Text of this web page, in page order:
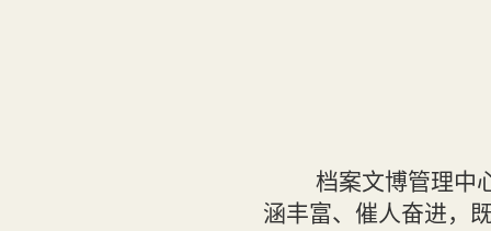
档案文博管理中
涵丰富、催人奋进，